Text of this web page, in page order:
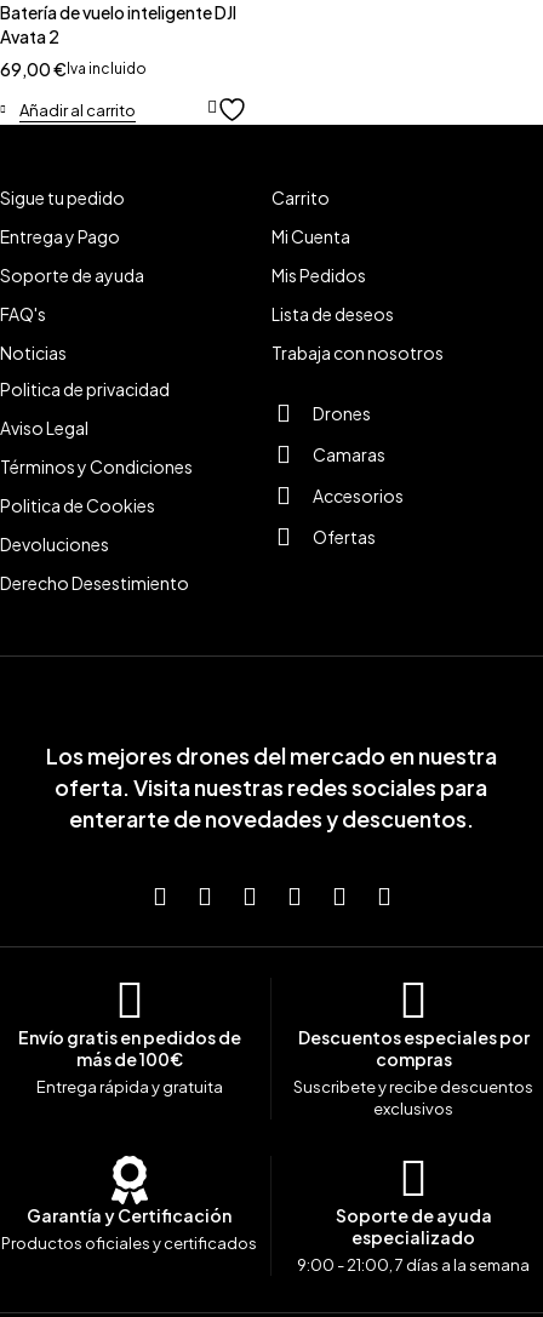
Batería de vuelo inteligente DJI
Avata 2
69,00€ Iva incluido
Añadir al carrito
Los mejores drones del mercado en nuestra
oferta. Visita nuestras redes sociales para
enterarte de novedades y descuentos.
Drones
Camaras
Accesorios
Ofertas
Sigue tu pedido
Entrega y Pago
Soporte de ayuda
FAQ's
Noticias
Carrito
Mi Cuenta
Mis Pedidos
Lista de deseos
Trabaja con nosotros
Politica de privacidad
Aviso Legal
Términos y Condiciones
Politica de Cookies
Devoluciones
Derecho Desestimiento
Envío gratis en pedidos de
más de 100€
Entrega rápida y gratuita
Descuentos especiales por
compras
Suscribete y recibe descuentos
exclusivos
Garantía y Certificación
Productos oficiales y certificados
Soporte de ayuda
especializado
9:00 - 21:00, 7 días a la semana